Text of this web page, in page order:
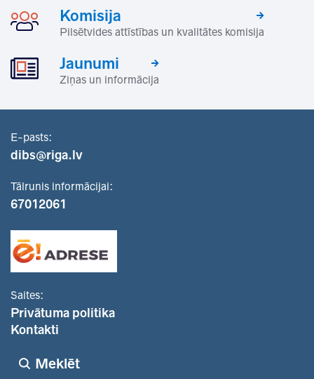
Komisija
Pilsētvides attīstības un kvalitātes komisija
Jaunumi
Ziņas un informācija
E-pasts:
dibs@riga.lv
Tālrunis informācijai:
67012061
Saites:
Privātuma politika
Kontakti
Meklēt